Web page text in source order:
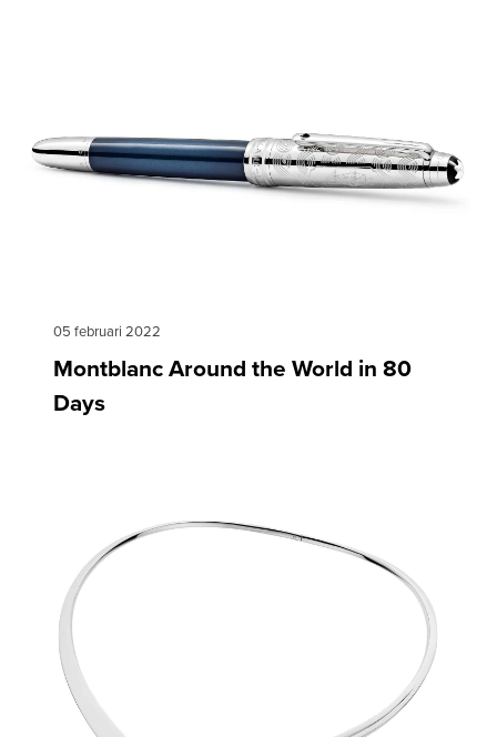
05 februari 2022
Montblanc Around the World in 80
Days